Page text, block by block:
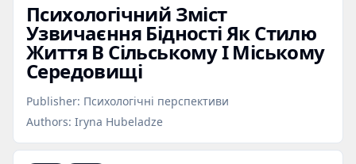
Психологічний Зміст
Узвичаєння Бідності Як Стилю
Життя В Сільському І Міському
Середовищі
Publisher: Психологічні перспективи
Authors: Iryna Hubeladze